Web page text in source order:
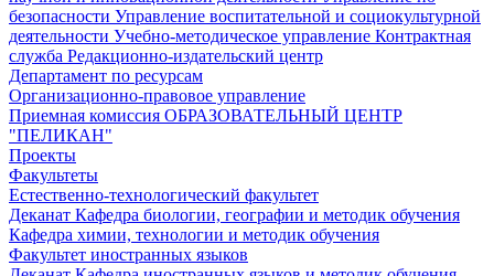
безопасности Управление воспитательной и социокультурной
деятельности Учебно-методическое управление Контрактная
служба Редакционно-издательский центр
Департамент по ресурсам
Организационно-правовое управление
Приемная комиссия ОБРАЗОВАТЕЛЬНЫЙ ЦЕНТР
"ПЕЛИКАН"
Проекты
Факультеты
Естественно-технологический факультет
Деканат Кафедра биологии, географии и методик обучения
Кафедра химии, технологии и методик обучения
Факультет иностранных языков